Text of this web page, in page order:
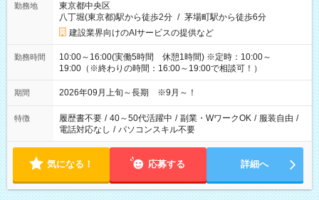
勤務地
東京都中央区
八丁堀(東京都)駅から徒歩2分 / 茅場町駅から徒歩6分
建設業界向けのAIサービスの提供など
勤務時間
10:00～16:00(実働5時間 休憩1時間) ※定時：10:00～
19:00（※終わりの時間：16:00～19:00で相談可！）
期間 2026年09月上旬～長期 ※9月～！
特徴 履歴書不要 / 40～50代活躍中 / 副業・WワークOK / 服装自由 /
電話対応なし / パソコンスキル不要
気になる！ 応募する 詳細へ